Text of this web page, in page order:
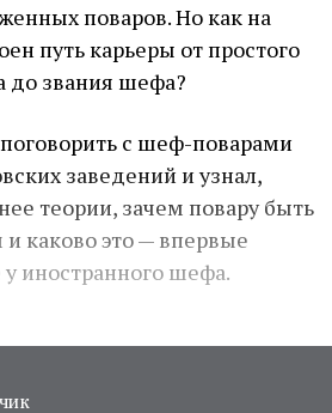
поваров. Но как на
путь карьеры от простого
до звания шефа?
с шеф-поварами
заведений и узнал,
теории, зачем повару быть
каково это — впервые
у иностранного шефа.